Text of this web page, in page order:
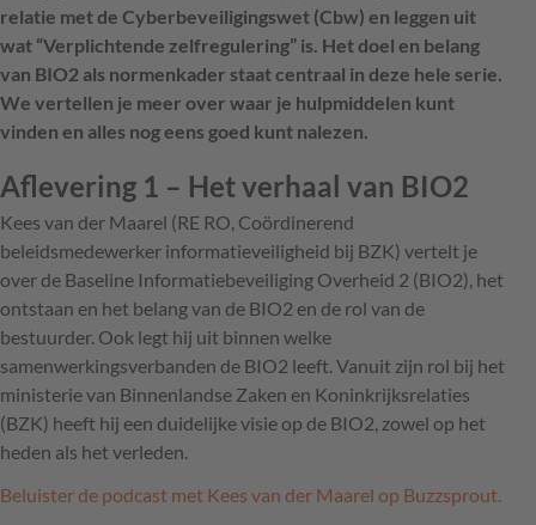
relatie met de Cyberbeveiligingswet (Cbw) en leggen uit
wat “Verplichtende zelfregulering” is. Het doel en belang
van BIO2 als normenkader staat centraal in deze hele serie.
We vertellen je meer over waar je hulpmiddelen kunt
vinden en alles nog eens goed kunt nalezen.
Aflevering 1 – Het verhaal van BIO2
Kees van der Maarel (RE RO, Coördinerend
beleidsmedewerker informatieveiligheid bij BZK) vertelt je
over de Baseline Informatiebeveiliging Overheid 2 (BIO2), het
ontstaan en het belang van de BIO2 en de rol van de
bestuurder. Ook legt hij uit binnen welke
samenwerkingsverbanden de BIO2 leeft. Vanuit zijn rol bij het
ministerie van Binnenlandse Zaken en Koninkrijksrelaties
(BZK) heeft hij een duidelijke visie op de BIO2, zowel op het
heden als het verleden.
Beluister de podcast met Kees van der Maarel op Buzzsprout.